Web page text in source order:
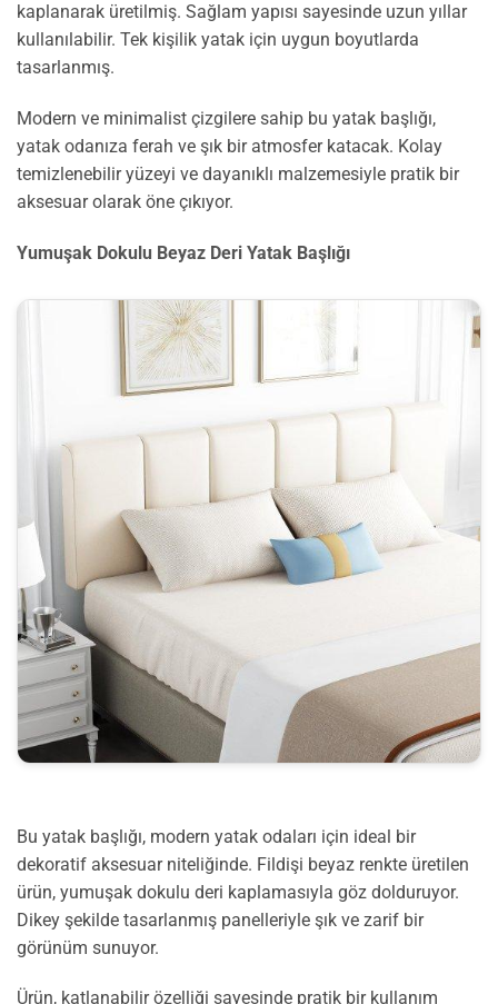
kaplanarak üretilmiş. Sağlam yapısı sayesinde uzun yıllar
kullanılabilir. Tek kişilik yatak için uygun boyutlarda
tasarlanmış.
Modern ve minimalist çizgilere sahip bu yatak başlığı,
yatak odanıza ferah ve şık bir atmosfer katacak. Kolay
temizlenebilir yüzeyi ve dayanıklı malzemesiyle pratik bir
aksesuar olarak öne çıkıyor.
Yumuşak Dokulu Beyaz Deri Yatak Başlığı
Bu yatak başlığı, modern yatak odaları için ideal bir
dekoratif aksesuar niteliğinde. Fildişi beyaz renkte üretilen
ürün, yumuşak dokulu deri kaplamasıyla göz dolduruyor.
Dikey şekilde tasarlanmış panelleriyle şık ve zarif bir
görünüm sunuyor.
Ürün, katlanabilir özelliği sayesinde pratik bir kullanım